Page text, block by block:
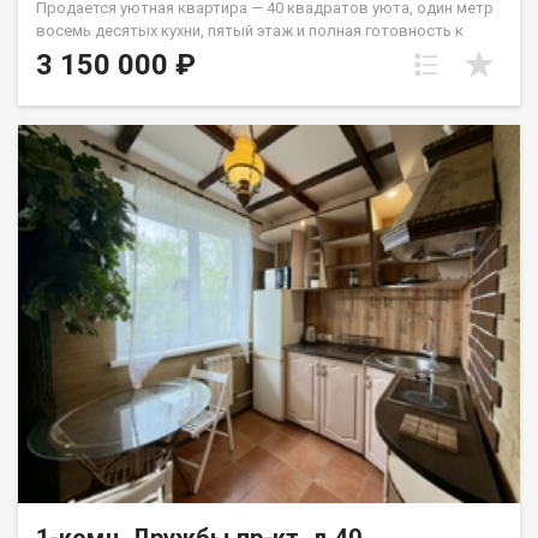
Продается уютная квартира — 40 квадратов уюта, один метр
восемь десятых кухни, пятый этаж и полная готовность к
вашему переезду. Это не просто жилье, а готовое
пространство, где каждая деталь уже продумана для
и удачное расположение делают этот объект идеальным
выбором для тех, кто ценит время и удобство. Внутри вас
ждет стандартный ремонт, который позволяет сразу
планировать расстановку мебели и начинать жить, не
отвлекаясь на стройку. Кухня площадью 8,1 квадратного
метра — это полноценное место для приготовления пищи и
уютных завтраков, Благодаря продуманной планировке
квартира будет отличным вариантом для молодых людей,
которые ищут баланс между ценой и качеством. . Для
повседневных покупок достаточно выйти из подъезда и
пройти всего 100 метров до супермаркета «Мария-Ра», где
всегда свежие продукты и товары первой необходимости.
Такое окружение экономит часы времени, которые обычно
тратятся на дорогу. Назовите при звонке данный номер
объявления - 542395 Номер объекта: 542395. Анжелика
3 150 000 ₽